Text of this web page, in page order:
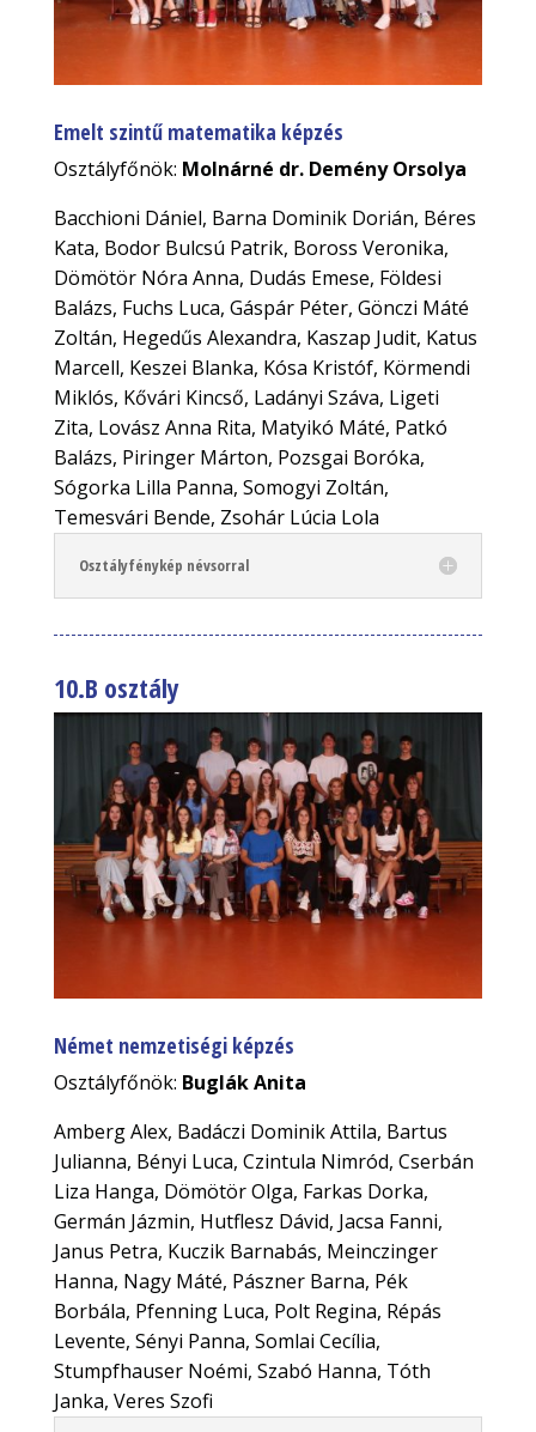
Emelt szintű matematika képzés
Osztályfőnök: Molnárné dr. Demény Orsolya
Bacchioni Dániel, Barna Dominik Dorián, Béres
Kata, Bodor Bulcsú Patrik, Boross Veronika,
Dömötör Nóra Anna, Dudás Emese, Földesi
Balázs, Fuchs Luca, Gáspár Péter, Gönczi Máté
Zoltán, Hegedűs Alexandra, Kaszap Judit, Katus
Marcell, Keszei Blanka, Kósa Kristóf, Körmendi
Miklós, Kővári Kincső, Ladányi Száva, Ligeti
Zita, Lovász Anna Rita, Matyikó Máté, Patkó
Balázs, Piringer Márton, Pozsgai Boróka,
Sógorka Lilla Panna, Somogyi Zoltán,
Temesvári Bende, Zsohár Lúcia Lola
Osztályfénykép névsorral
10.B osztály
Német nemzetiségi képzés
Osztályfőnök: Buglák Anita
Amberg Alex, Badáczi Dominik Attila, Bartus
Julianna, Bényi Luca, Czintula Nimród, Cserbán
Liza Hanga, Dömötör Olga, Farkas Dorka,
Germán Jázmin, Hutflesz Dávid, Jacsa Fanni,
Janus Petra, Kuczik Barnabás, Meinczinger
Hanna, Nagy Máté, Pászner Barna, Pék
Borbála, Pfenning Luca, Polt Regina, Répás
Levente, Sényi Panna, Somlai Cecília,
Stumpfhauser Noémi, Szabó Hanna, Tóth
Janka, Veres Szofi